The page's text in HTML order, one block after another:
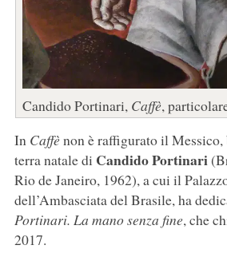
Candido Portinari, Caffè,
In Caffènon è raffigurato il
terra natale di Candido Portinari
Rio de Janeiro, 1962), a cui il
dell’Ambasciata del Brasile, ha
Portinari. La mano senza fine, che
2017.